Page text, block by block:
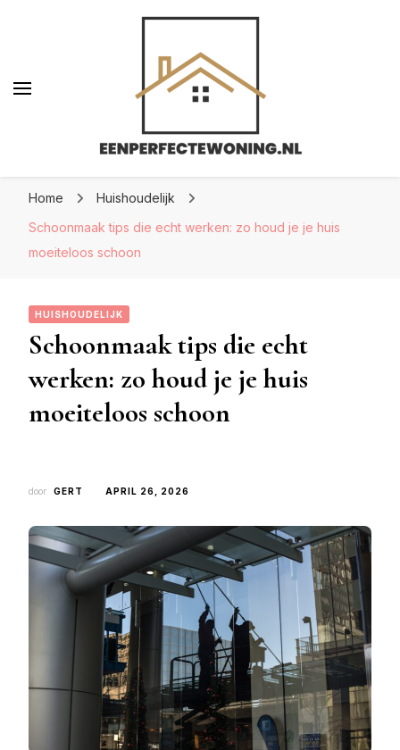
Home
Huishoudelijk
Schoonmaak tips die echt werken: zo houd je je huis
moeiteloos schoon
HUISHOUDELIJK
Schoonmaak tips die echt
werken: zo houd je je huis
moeiteloos schoon
door GERT APRIL 26, 2026